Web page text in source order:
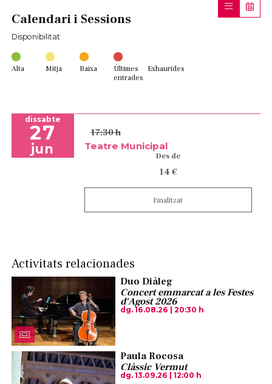
Calendari i Sessions
Disponibilitat
Alta Mitja Baixa
Últimes
entrades
Exhaurides
dissabte
27
jun
17:30 h
Teatre Municipal
Des de
14 €
Finalitzat
Activitats relacionades
Duo Diàleg
Concert emmarcat a les Festes
d'Agost 2026
dg. 16.08.26 20:30 h
Paula Rocosa
Clàssic Vermut
dg. 13.09.26 12:00 h